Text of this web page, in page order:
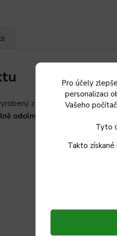
Pro účely
personalizaci
Vašeho
Tyto
Takto
z přírodních dřevěných
odolný čistič
má dlouhou